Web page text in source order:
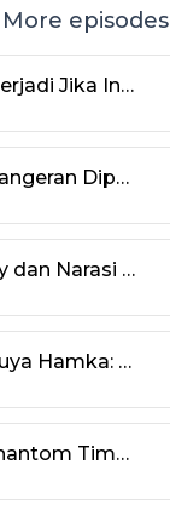
More episodes
Ini Yang Terjadi Jika Indonesia Jadi Negara Federasi
Sejarah Pangeran Diponegoro: Pangeran Jawa Progenitor Nasionalisme Indonesia
Green Day dan Narasi Politik Punk Rock
Sejarah Buya Hamka: Tak Dendam Meski Dipenjara Soekarno
Misteri Phantom Time: Ada 3 Abad Palsu dalam Sejarah?